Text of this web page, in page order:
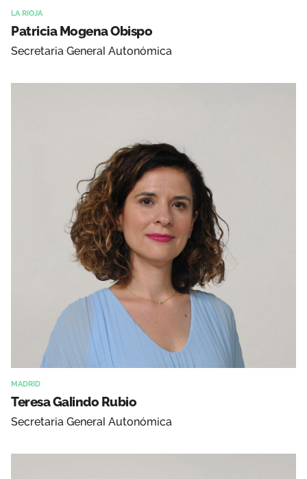
LA RIOJA
Patricia Mogena Obispo
Secretaria General Autonómica
MADRID
Teresa Galindo Rubio
Secretaria General Autonómica